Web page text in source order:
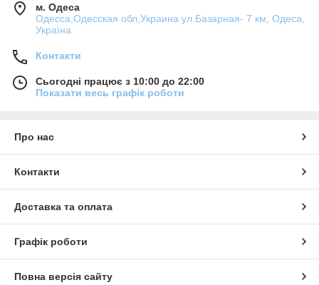
м. Одеса
Одесса,Одесская обл,Украина ул.Базарная- 7 км, Одеса,
Україна
Контакти
Сьогодні працює з 10:00 до 22:00
Показати весь графік роботи
Про нас
Контакти
Доставка та оплата
Графік роботи
Повна версія сайту